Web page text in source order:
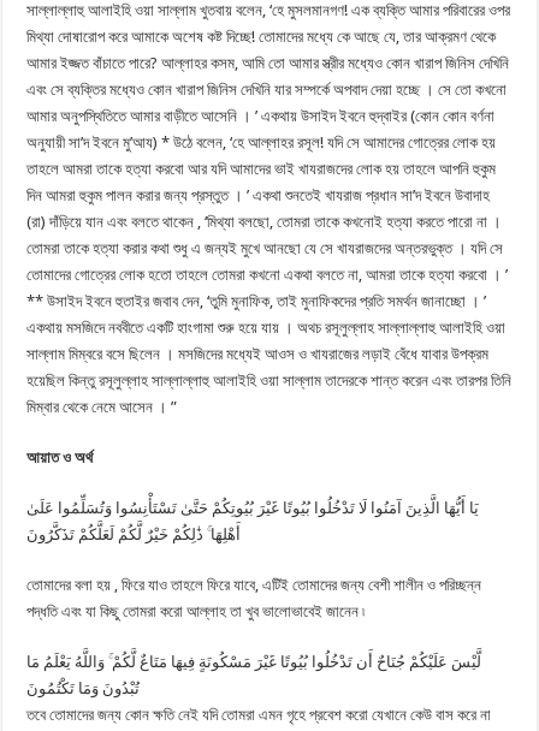
সাল্লাল্লাহু আলাইহি ওয়া সাল্লাম খুতবায় বলেন, ‘হে মুসলমানগণ! এক ব্যক্তি আমার পরিবারের ওপর
মিথ্যা দোষারোপ করে আমাকে অশেষ কষ্ট দিচ্ছে! তোমাদের মধ্যে কে আছে যে, তার আক্রমণ থেকে
আমার ইজ্জত বাঁচাতে পারে? আল্লাহর কসম, আমি তো আমার স্ত্রীর মধ্যেও কোন খারাপ জিনিস দেখিনি
এবং সে ব্যক্তির মধ্যেও কোন খারাপ জিনিস দেখিনি যার সম্পর্কে অপবাদ দেয়া হচ্ছে । সে তো কখনো
আমার অনুপস্থিতিতে আমার বাড়ীতে আসেনি । ’ একথায় উসাইদ ইবনে হুদ্বাইর (কোন কোন বর্ণনা
অনুযায়ী সা’দ ইবনে মু’আয) * উঠে বলেন, ‘হে আল্লাহর রসূল! যদি সে আমাদের গোত্রের লোক হয়
তাহলে আমরা তাকে হত্যা করবো আর যদি আমাদের ভাই খাযরাজদের লোক হয় তাহলে আপনি হুকুম
দিন আমরা হুকুম পালন করার জন্য প্রস্তুত । ’ একথা শুনতেই খাযরাজ প্রধান সা’দ ইবনে উবাদাহ
(রা) দাঁড়িয়ে যান এবং বলতে থাকেন , ‘মিথ্যা বলছো, তোমরা তাকে কখনোই হত্যা করতে পারো না ।
তোমরা তাকে হত্যা করার কথা শুধু এ জন্যই মুখে আনছো যে সে খাযরাজদের অন্তরভুক্ত । যদি সে
তোমাদের গোত্রের লোক হতো তাহলে তোমরা কখনো একথা বলতে না, আমরা তাকে হত্যা করবো । ’
** উসাইদ ইবনে হুতাইর জবাব দেন, ‘তুমি মুনাফিক, তাই মুনাফিকদের প্রতি সমর্থন জানাচ্ছো । ’
একথায় মসজিদে নববীতে একটি হাংগামা শুরু হয়ে যায় । অথচ রসূলুল্লাহ সাল্লাল্লাহু আলাইহি ওয়া
সাল্লাম মিম্বরে বসে ছিলেন । মসজিদের মধ্যেই আওস ও খাযরাজের লড়াই বেঁধে যাবার উপক্রম
হয়েছিল কিন্তু রসূলুল্লাহ সাল্লাল্লাহু আলাইহি ওয়া সাল্লাম তাদেরকে শান্ত করেন এবং তারপর তিনি
মিম্বার থেকে নেমে আসেন । ”
আয়াত ও অর্থ
يَا أَيُّهَا الَّذِينَ آمَنُوا لَا تَدْخُلُوا بُيُوتًا غَيْرَ بُيُوتِكُمْ حَتَّىٰ تَسْتَأْنِسُوا وَتُسَلِّمُوا عَلَىٰ
أَهْلِهَا ۚ ذَٰلِكُمْ خَيْرٌ لَّكُمْ لَعَلَّكُمْ تَذَكَّرُونَ
তোমাদের বলা হয় , ফিরে যাও তাহলে ফিরে যাবে, এটিই তোমাদের জন্য বেশী শালীন ও পরিচ্ছন্ন
পদ্ধতি এবং যা কিছু তোমরা করো আল্লাহ তা খুব ভালোভাবেই জানেন ৷
لَّيْسَ عَلَيْكُمْ جُنَاحٌ أَن تَدْخُلُوا بُيُوتًا غَيْرَ مَسْكُونَةٍ فِيهَا مَتَاعٌ لَّكُمْ ۚ وَاللَّهُ يَعْلَمُ مَا
تُبْدُونَ وَمَا تَكْتُمُونَ
তবে তোমাদের জন্য কোন ক্ষতি নেই যদি তোমরা এমন গৃহে প্রবেশ করো যেখানে কেউ বাস করে না